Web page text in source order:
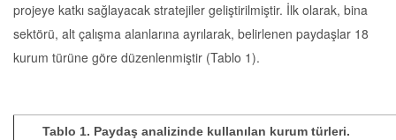
projeye katkı sağlayacak stratejiler geliştirilmiştir. İlk olarak, bina
sektörü, alt çalışma alanlarına ayrılarak, belirlenen paydaşlar 18
kurum türüne göre düzenlenmiştir (Tablo 1).
Tablo 1. Paydaş analizinde kullanılan kurum türleri.